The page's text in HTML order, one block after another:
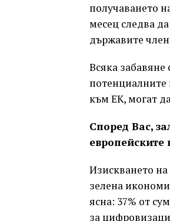
получаването
месец следва
държавите
Всяка
потенциалните
към ЕК, могат
Според Вас,
европейските
Изискването
зелена
ясна: 37% от
за